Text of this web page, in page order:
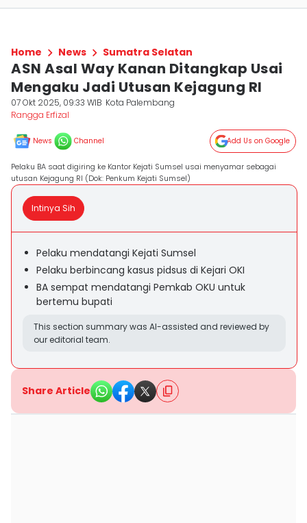
Home News Sumatra Selatan
ASN Asal Way Kanan Ditangkap Usai
Mengaku Jadi Utusan Kejagung RI
07 Okt 2025, 09:33 WIB Kota Palembang
Rangga Erfizal
News Channel Add Us on Google
Pelaku BA saat digiring ke Kantor Kejati Sumsel usai menyamar sebagai
utusan Kejagung RI (Dok: Penkum Kejati Sumsel)
Intinya Sih
Pelaku mendatangi Kejati Sumsel
Pelaku berbincang kasus pidsus di Kejari OKI
BA sempat mendatangi Pemkab OKU untuk
bertemu bupati
This section summary was AI-assisted and reviewed by
our editorial team.
Share Article